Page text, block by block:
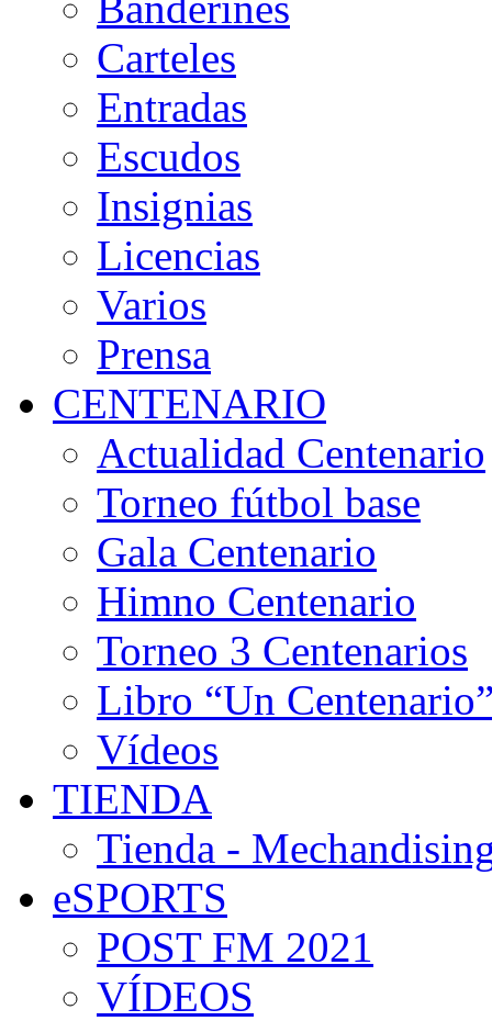
Carteles
Entradas
Escudos
Insignias
Licencias
Varios
Prensa
CENTENARIO
Actualidad Centenario
Torneo fútbol base
Gala Centenario
Himno Centenario
Torneo 3 Centenarios
Libro “Un
Vídeos
TIENDA
Tienda -
eSPORTS
POST FM 2021
VÍDEOS